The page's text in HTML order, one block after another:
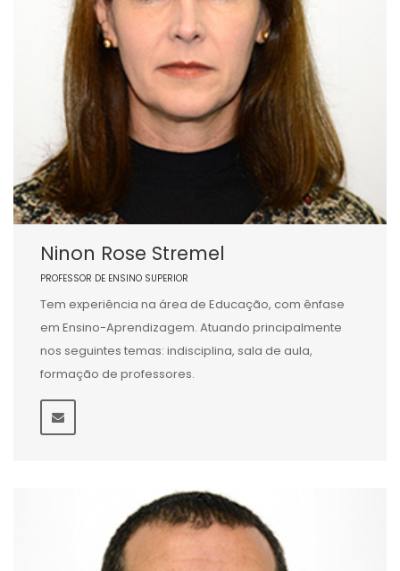
Ninon Rose Stremel
PROFESSOR DE ENSINO SUPERIOR
Tem experiência na área de Educação, com ênfase
em Ensino-Aprendizagem. Atuando principalmente
nos seguintes temas: indisciplina, sala de aula,
formação de professores.